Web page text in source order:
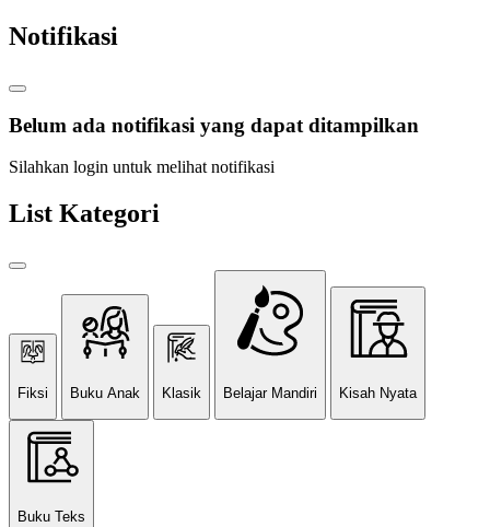
Notifikasi
Belum ada notifikasi yang dapat ditampilkan
Silahkan login untuk melihat notifikasi
List Kategori
Fiksi Buku Anak Klasik Belajar Mandiri Kisah Nyata
Buku Teks